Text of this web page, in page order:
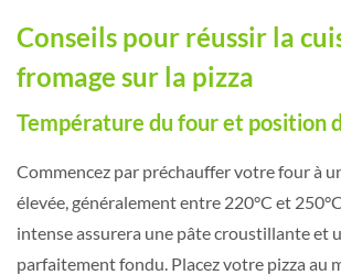
Conseils pour réussir la
fromage sur la pizza
Température du four et position
Commencez par préchauffer votre four à
élevée, généralement entre 220°C et
intense assurera une pâte croustillante et
parfaitement fondu. Placez votre pizza au